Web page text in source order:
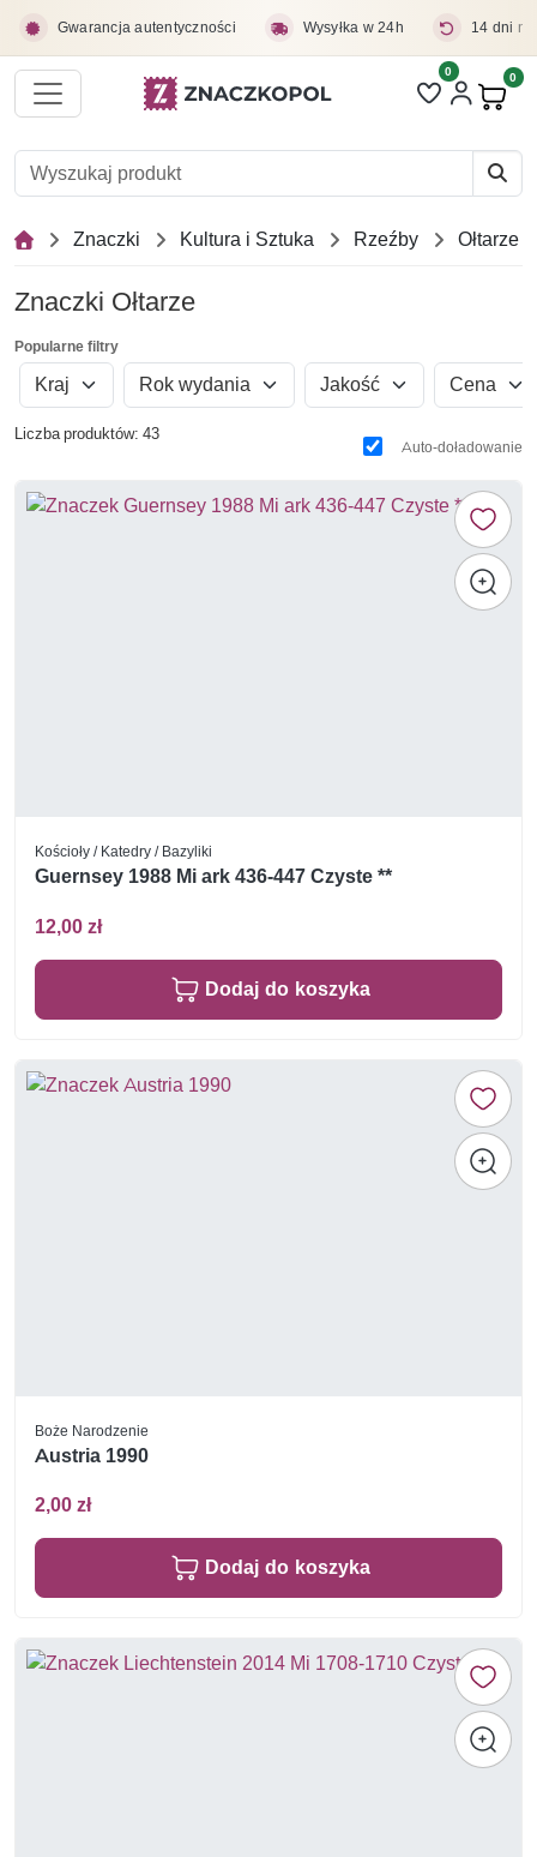
Gwarancja autentyczności Wysyłka w 24h 14 dni
Liczba pozycji
0 0
Znaczki Kultura i Sztuka Rzeźby Ołtarze
Znaczki Ołtarze
Popularne filtry
Kraj Rok wydania Jakość Cena
Liczba produktów: 43
Auto-doładowanie
Kościoły / Katedry / Bazyliki
Guernsey 1988 Mi ark 436-447 Czyste **
12,00 zł
Dodaj do koszyka
Boże Narodzenie
Austria 1990
2,00 zł
Dodaj do koszyka